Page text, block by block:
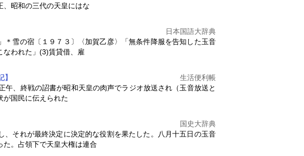
、昭和の三代の天皇にはな
日本国語大辞典
＊雪の宿〔１９７３〕〈加賀乙彦〉「無条件降服を告知した玉音
なわれた」(3)賃貸借、雇
生活便利帳
午、終戦の詔書が昭和天皇の肉声でラジオ放送され（玉音放送と
が国民に伝えられた
国史大辞典
、それが最終決定に決定的な役割を果たした。八月十五日の玉音
た。占領下で天皇大権は連合